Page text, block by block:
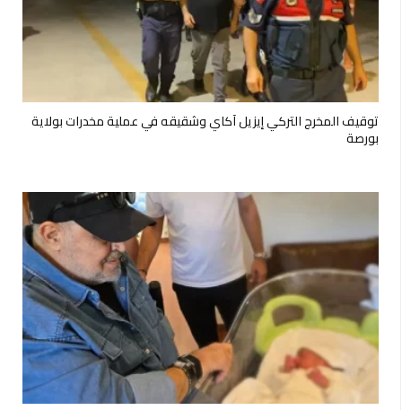
توقيف المخرج التركي إيزيل آكاي وشقيقه في عملية مخدرات بولاية
بورصة